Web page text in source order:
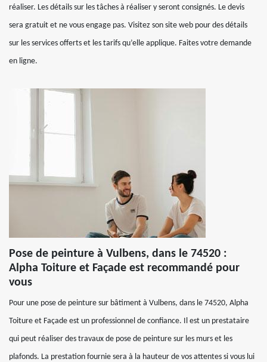
réaliser. Les détails sur les tâches à réaliser y seront consignés. Le devis
sera gratuit et ne vous engage pas. Visitez son site web pour des détails
sur les services offerts et les tarifs qu’elle applique. Faites votre demande
en ligne.
Pose de peinture à Vulbens, dans le 74520 :
Alpha Toiture et Façade est recommandé pour
vous
Pour une pose de peinture sur bâtiment à Vulbens, dans le 74520, Alpha
Toiture et Façade est un professionnel de confiance. Il est un prestataire
qui peut réaliser des travaux de pose de peinture sur les murs et les
plafonds. La prestation fournie sera à la hauteur de vos attentes si vous lui